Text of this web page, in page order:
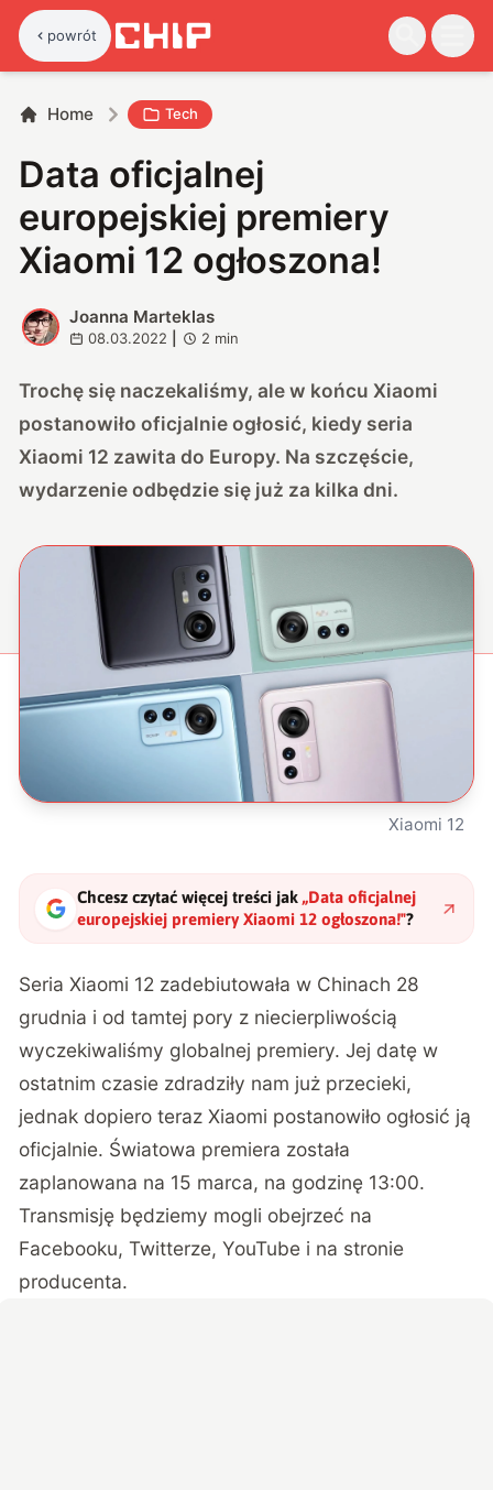
powrót
Home Tech
Data oficjalnej
europejskiej premiery
Xiaomi 12 ogłoszona!
J
Joanna Marteklas
08.03.2022 2 min
Trochę się naczekaliśmy, ale w końcu Xiaomi
postanowiło oficjalnie ogłosić, kiedy seria
Xiaomi 12 zawita do Europy. Na szczęście,
wydarzenie odbędzie się już za kilka dni.
Xiaomi 12
Chcesz czytać więcej treści jak „Data oficjalnej
europejskiej premiery Xiaomi 12 ogłoszona!"?
Seria Xiaomi 12 zadebiutowała w Chinach 28
grudnia i od tamtej pory z niecierpliwością
wyczekiwaliśmy globalnej premiery. Jej datę w
ostatnim czasie zdradziły nam już przecieki,
jednak dopiero teraz Xiaomi postanowiło ogłosić ją
oficjalnie. Światowa premiera została
zaplanowana na 15 marca, na godzinę 13:00.
Transmisję będziemy mogli obejrzeć na
Facebooku, Twitterze, YouTube i na stronie
producenta.